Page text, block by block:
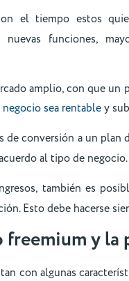
el tiempo estos
nuevas funciones,
amplio, con que
sea rentabley
de conversión a un
al tipo de negocio.
también es
Esto debe hacerse
freemium y la
con algunas